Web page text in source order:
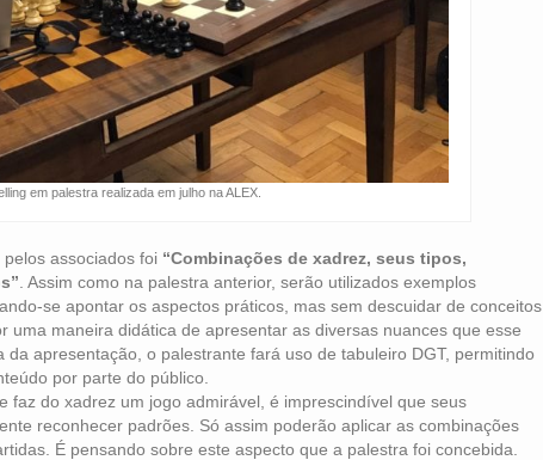
em palestra realizada em julho na ALEX.
associados foi “Combinações de xadrez, seus tipos,
. Assim como na palestra anterior, serão utilizados exemplos
se apontar os aspectos práticos, mas sem descuidar de conceitos
uma maneira didática de apresentar as diversas nuances que esse
apresentação, o palestrante fará uso de tabuleiro DGT, permitindo
por parte do público.
faz do xadrez um jogo admirável, é imprescindível que seus
reconhecer padrões. Só assim poderão aplicar as combinações
É pensando sobre este aspecto que a palestra foi concebida.